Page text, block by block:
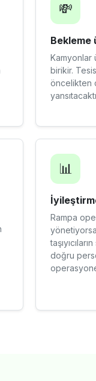
💸
Bekleme
Kamyonlar
birikir.
öncelikten
📊
Rampa
doğru